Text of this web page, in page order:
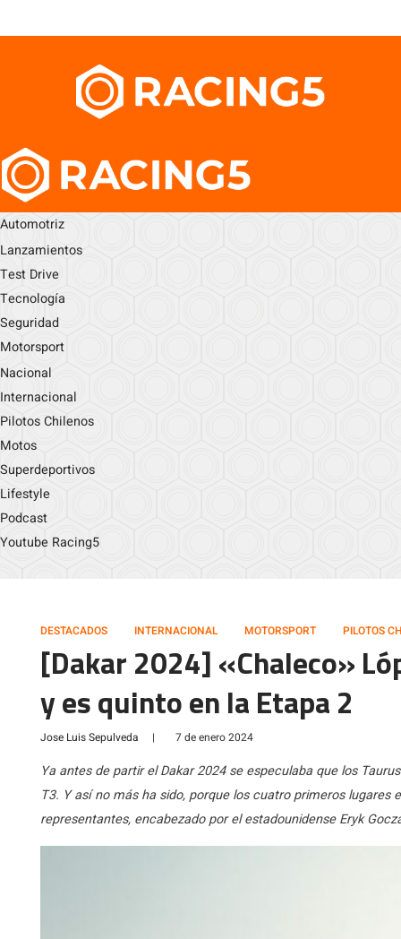
Automotriz
Lanzamientos
Test Drive
Tecnología
Seguridad
Motorsport
Nacional
Internacional
Pilotos Chilenos
Motos
Superdeportivos
Lifestyle
Podcast
Youtube Racing5
DESTACADOS INTERNACIONAL MOTORSPORT PILOTOS
[Dakar 2024] «Chaleco»
y es quinto en la Etapa 2
Jose Luis Sepulveda | 7 de enero 2024
Ya antes de partir el Dakar 2024 se especulaba que los
T3. Y así no más ha sido, porque los cuatro primeros lugares
representantes, encabezado por el estadounidense Eryk